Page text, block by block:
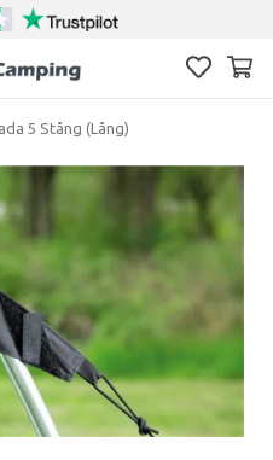
5 Stång (Lång)